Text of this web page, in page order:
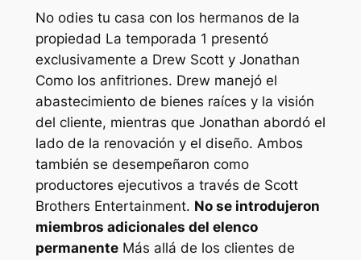
No odies tu casa con los hermanos de la
propiedad La temporada 1 presentó
exclusivamente a Drew Scott y Jonathan
Como los anfitriones. Drew manejó el
abastecimiento de bienes raíces y la visión
del cliente, mientras que Jonathan abordó el
lado de la renovación y el diseño. Ambos
también se desempeñaron como
productores ejecutivos a través de Scott
Brothers Entertainment. No se introdujeron
miembros adicionales del elenco
permanenteMás allá de los clientes de